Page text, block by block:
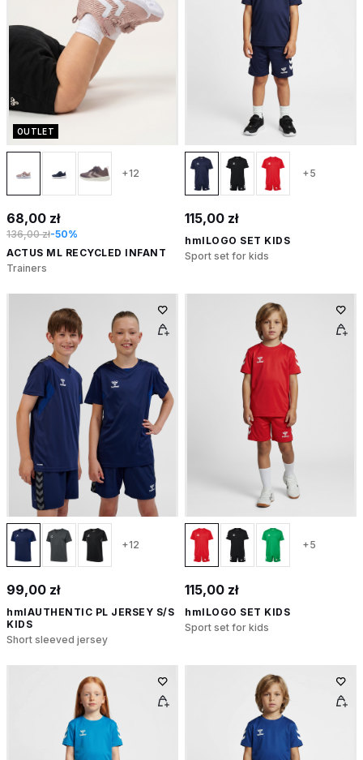
OUTLET
+12
68,00 zł
136,00 zł-50%
ACTUS ML RECYCLED INFANT
Trainers
+5
115,00 zł
hmlLOGO SET KIDS
Sport set for kids
+12
99,00 zł
hmlAUTHENTIC PL JERSEY S/S
KIDS
Short sleeved jersey
+5
115,00 zł
hmlLOGO SET KIDS
Sport set for kids